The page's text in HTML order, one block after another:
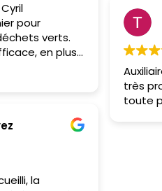
pour
verts.
en plus
Travail
la
très
toute